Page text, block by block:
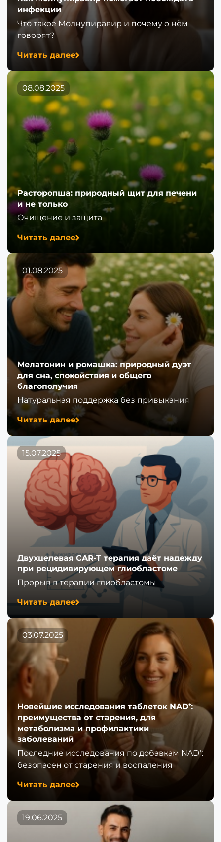
инфекции
Что такое Молнупиравир и почему о нём
говорят?
Читать далее
08.08.2025
Расторопша: природный щит для печени
и не только
Очищение и защита
Читать далее
01.08.2025
Мелатонин и ромашка: природный дуэт
для сна, спокойствия и общего
благополучия
Натуральная поддержка без привыкания
Читать далее
15.07.2025
Двухцелевая CAR‑T терапия даёт надежду
при рецидивирующем глиобластоме
Прорыв в терапии глиобластомы
Читать далее
03.07.2025
Новейшие исследования таблеток NAD⁺:
преимущества от старения, для
метаболизма и профилактики
заболеваний
Последние исследования по добавкам NAD⁺:
безопасен от старения и воспаления
Читать далее
19.06.2025